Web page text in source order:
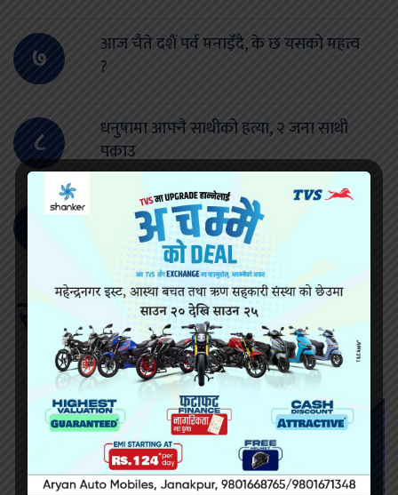
७
आज चैते दशैं पर्व मनाइँदै, के छ यसको महत्व
?
८
धनुषामा आफ्नै साथीको हत्या, २ जना साथी
पक्राउ
९ यस कारण पक्राउ परे लक्ष्मी साह
सम्बन्धित खवर